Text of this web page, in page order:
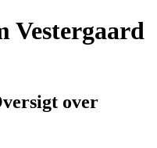
Vestergaard
over